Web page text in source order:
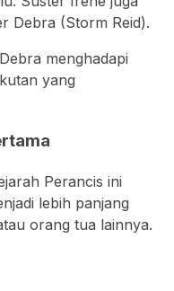
Debra (Storm Reid).
menghadapi
yang
Perancis ini
lebih panjang
orang tua lainnya.